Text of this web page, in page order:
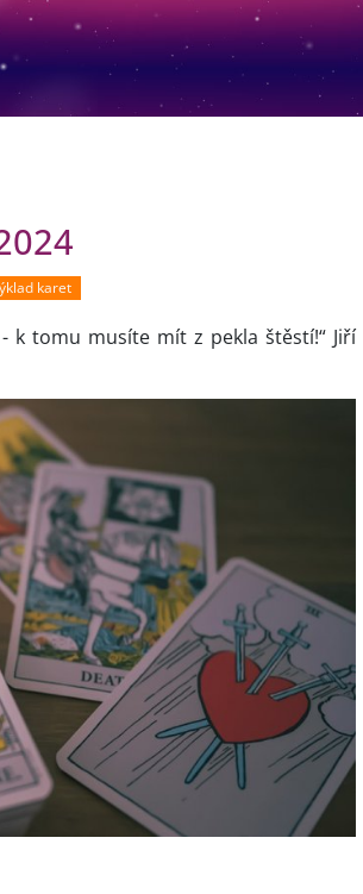
karet
k tomu musíte mít z pekla štěstí!“ Jiří